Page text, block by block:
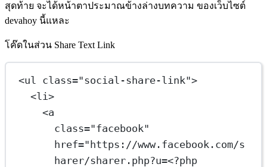
สุดท้าย จะได้หน้าตาประมาณข้างล่างบทความ ของเว็บไซต์
devahoy นี้แหละ
โค๊ดในส่วน Share Text Link
<ul class="social-share-link">
<li>
<a
class="facebook"
href="https://www.facebook.com/s
harer/sharer.php?u=<?php